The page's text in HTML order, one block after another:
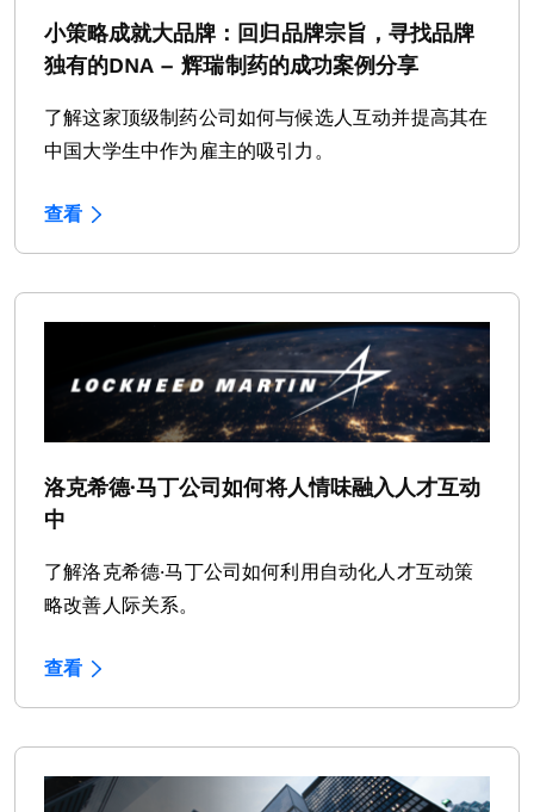
小策略成就大品牌：回归品牌宗旨，寻找品牌
独有的DNA – 辉瑞制药的成功案例分享
了解这家顶级制药公司如何与候选人互动并提高其在
中国大学生中作为雇主的吸引力。
查看
洛克希德·马丁公司如何将人情味融入人才互动
中
了解洛克希德·马丁公司如何利用自动化人才互动策
略改善人际关系。
查看